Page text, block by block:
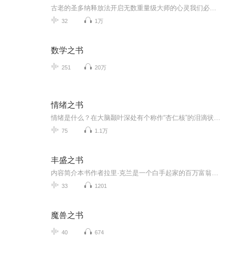
32 1万
数学之书
251 20万
情绪之书
75 1.1万
丰盛之书
33 1201
魔兽之书
40 674